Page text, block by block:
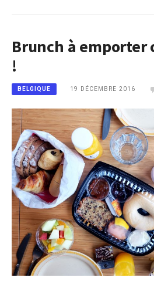
Brunch à emporter
!
BELGIQUE 19 DÉCEMBRE 2016